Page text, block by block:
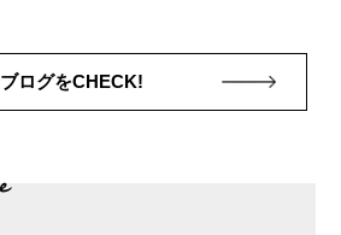
ブログをCHECK!